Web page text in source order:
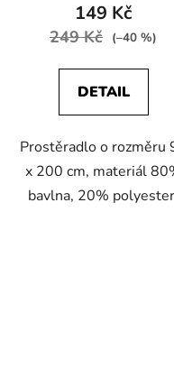
149 Kč
249 Kč (–40 %)
DETAIL
Prostěradlo o rozměru
x 200 cm, materiál
bavlna, 20%